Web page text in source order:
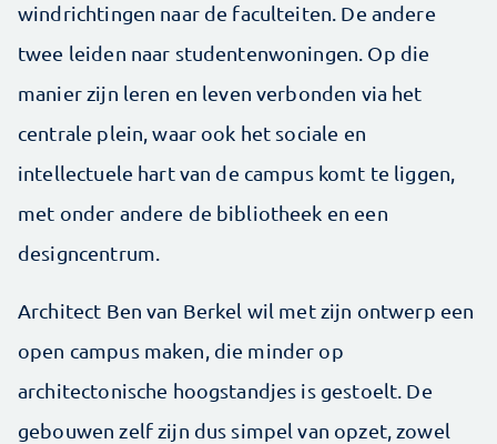
windrichtingen naar de faculteiten. De andere
twee leiden naar studentenwoningen. Op die
manier zijn leren en leven verbonden via het
centrale plein, waar ook het sociale en
intellectuele hart van de campus komt te liggen,
met onder andere de bibliotheek en een
designcentrum.
Architect Ben van Berkel wil met zijn ontwerp een
open campus maken, die minder op
architectonische hoogstandjes is gestoelt. De
gebouwen zelf zijn dus simpel van opzet, zowel